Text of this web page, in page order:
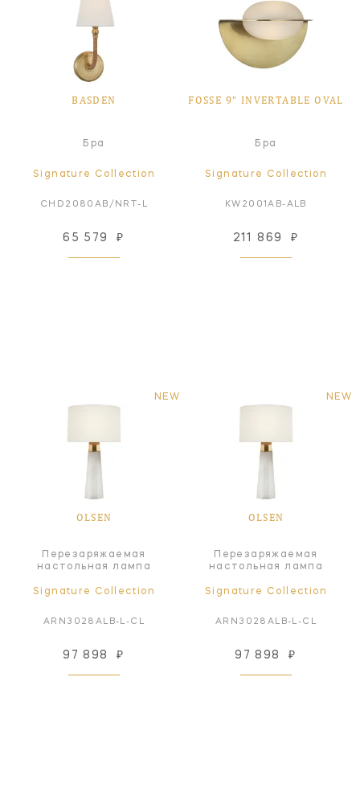
BASDEN
Бра
Signature Collection
CHD2080AB/NRT-L
65 579 ₽
FOSSE 9" INVERTABLE OVAL
Бра
Signature Collection
KW2001AB-ALB
211 869 ₽
NEW
OLSEN
Перезаряжаемая
настольная лампа
Signature Collection
ARN3028ALB-L-CL
97 898 ₽
NEW
OLSEN
Перезаряжаемая
настольная лампа
Signature Collection
ARN3028ALB-L-CL
97 898 ₽